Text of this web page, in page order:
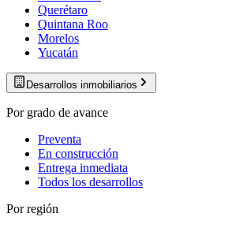
Querétaro
Quintana Roo
Morelos
Yucatán
Desarrollos inmobiliarios
Por grado de avance
Preventa
En construcción
Entrega inmediata
Todos los desarrollos
Por región